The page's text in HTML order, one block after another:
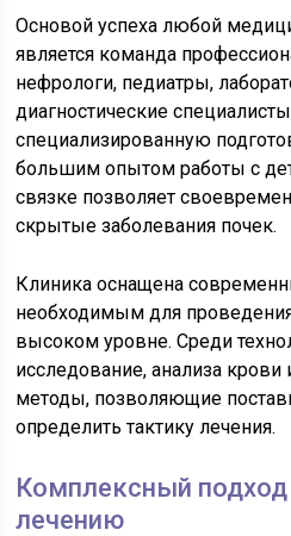
Основой успеха любой
является команда
нефрологи, педиатры,
диагностические
специализированную
большим опытом работы с
связке позволяет
скрытые заболевания почек.
Клиника оснащена
необходимым для
высоком уровне. Среди
исследование, анализа крови
методы, позволяющие
определить тактику лечения.
Комплексный подход
лечению